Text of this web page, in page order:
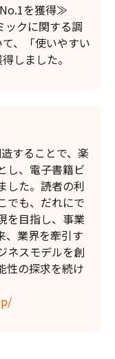
を獲得≫
クに関する調
、「使いやすい
しました。
することで、楽
し、電子書籍ビ
した。読者の利
でも、だれにで
を目指し、事業
、業界を牽引す
ネスモデルを創
性の探求を続け